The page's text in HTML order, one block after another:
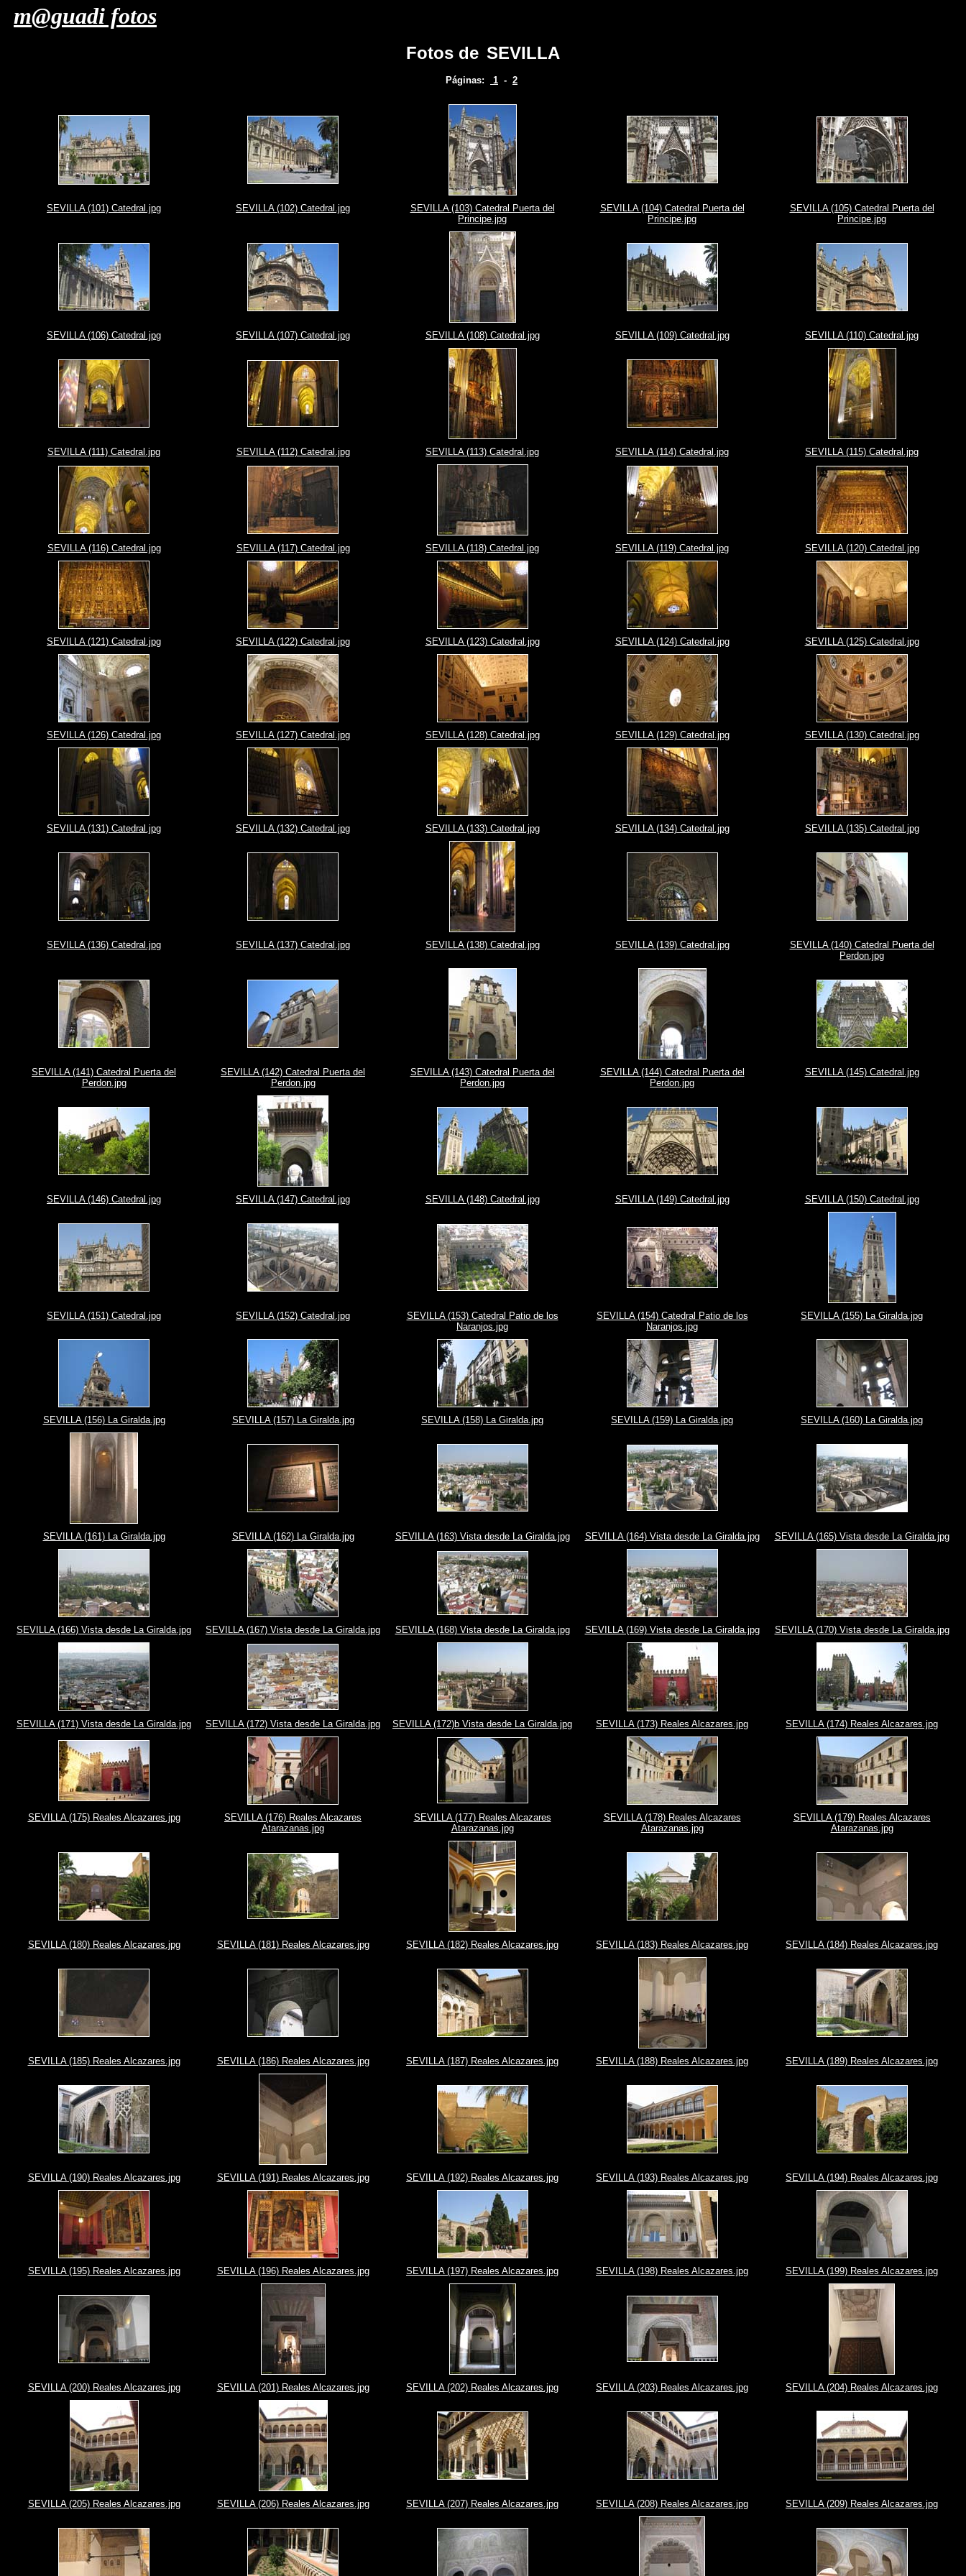
m@guadi fotos
Fotos de SEVILLA
Páginas: 1 - 2
SEVILLA (101) Catedral.jpg SEVILLA (102) Catedral.jpg
SEVILLA (103) Catedral Puerta del
Principe.jpg
SEVILLA (104) Catedral Puerta del
Principe.jpg
SEVILLA (105) Catedral Puerta del
Principe.jpg
SEVILLA (106) Catedral.jpg SEVILLA (107) Catedral.jpg SEVILLA (108) Catedral.jpg SEVILLA (109) Catedral.jpg SEVILLA (110) Catedral.jpg
SEVILLA (111) Catedral.jpg SEVILLA (112) Catedral.jpg SEVILLA (113) Catedral.jpg SEVILLA (114) Catedral.jpg SEVILLA (115) Catedral.jpg
SEVILLA (116) Catedral.jpg SEVILLA (117) Catedral.jpg SEVILLA (118) Catedral.jpg SEVILLA (119) Catedral.jpg SEVILLA (120) Catedral.jpg
SEVILLA (121) Catedral.jpg SEVILLA (122) Catedral.jpg SEVILLA (123) Catedral.jpg SEVILLA (124) Catedral.jpg SEVILLA (125) Catedral.jpg
SEVILLA (126) Catedral.jpg SEVILLA (127) Catedral.jpg SEVILLA (128) Catedral.jpg SEVILLA (129) Catedral.jpg SEVILLA (130) Catedral.jpg
SEVILLA (131) Catedral.jpg SEVILLA (132) Catedral.jpg SEVILLA (133) Catedral.jpg SEVILLA (134) Catedral.jpg SEVILLA (135) Catedral.jpg
SEVILLA (136) Catedral.jpg SEVILLA (137) Catedral.jpg SEVILLA (138) Catedral.jpg SEVILLA (139) Catedral.jpg
SEVILLA (140) Catedral Puerta del
Perdon.jpg
SEVILLA (141) Catedral Puerta del
Perdon.jpg
SEVILLA (142) Catedral Puerta del
Perdon.jpg
SEVILLA (143) Catedral Puerta del
Perdon.jpg
SEVILLA (144) Catedral Puerta del
Perdon.jpg
SEVILLA (145) Catedral.jpg
SEVILLA (146) Catedral.jpg SEVILLA (147) Catedral.jpg SEVILLA (148) Catedral.jpg SEVILLA (149) Catedral.jpg SEVILLA (150) Catedral.jpg
SEVILLA (151) Catedral.jpg SEVILLA (152) Catedral.jpg
SEVILLA (153) Catedral Patio de los
Naranjos.jpg
SEVILLA (154) Catedral Patio de los
Naranjos.jpg
SEVILLA (155) La Giralda.jpg
SEVILLA (156) La Giralda.jpg SEVILLA (157) La Giralda.jpg SEVILLA (158) La Giralda.jpg SEVILLA (159) La Giralda.jpg SEVILLA (160) La Giralda.jpg
SEVILLA (161) La Giralda.jpg SEVILLA (162) La Giralda.jpg SEVILLA (163) Vista desde La Giralda.jpg SEVILLA (164) Vista desde La Giralda.jpg SEVILLA (165) Vista desde La Giralda.jpg
SEVILLA (166) Vista desde La Giralda.jpg SEVILLA (167) Vista desde La Giralda.jpg SEVILLA (168) Vista desde La Giralda.jpg SEVILLA (169) Vista desde La Giralda.jpg SEVILLA (170) Vista desde La Giralda.jpg
SEVILLA (171) Vista desde La Giralda.jpg SEVILLA (172) Vista desde La Giralda.jpg SEVILLA (172)b Vista desde La Giralda.jpg SEVILLA (173) Reales Alcazares.jpg SEVILLA (174) Reales Alcazares.jpg
SEVILLA (175) Reales Alcazares.jpg
SEVILLA (176) Reales Alcazares
Atarazanas.jpg
SEVILLA (177) Reales Alcazares
Atarazanas.jpg
SEVILLA (178) Reales Alcazares
Atarazanas.jpg
SEVILLA (179) Reales Alcazares
Atarazanas.jpg
SEVILLA (180) Reales Alcazares.jpg SEVILLA (181) Reales Alcazares.jpg SEVILLA (182) Reales Alcazares.jpg SEVILLA (183) Reales Alcazares.jpg SEVILLA (184) Reales Alcazares.jpg
SEVILLA (185) Reales Alcazares.jpg SEVILLA (186) Reales Alcazares.jpg SEVILLA (187) Reales Alcazares.jpg SEVILLA (188) Reales Alcazares.jpg SEVILLA (189) Reales Alcazares.jpg
SEVILLA (190) Reales Alcazares.jpg SEVILLA (191) Reales Alcazares.jpg SEVILLA (192) Reales Alcazares.jpg SEVILLA (193) Reales Alcazares.jpg SEVILLA (194) Reales Alcazares.jpg
SEVILLA (195) Reales Alcazares.jpg SEVILLA (196) Reales Alcazares.jpg SEVILLA (197) Reales Alcazares.jpg SEVILLA (198) Reales Alcazares.jpg SEVILLA (199) Reales Alcazares.jpg
SEVILLA (200) Reales Alcazares.jpg SEVILLA (201) Reales Alcazares.jpg SEVILLA (202) Reales Alcazares.jpg SEVILLA (203) Reales Alcazares.jpg SEVILLA (204) Reales Alcazares.jpg
SEVILLA (205) Reales Alcazares.jpg SEVILLA (206) Reales Alcazares.jpg SEVILLA (207) Reales Alcazares.jpg SEVILLA (208) Reales Alcazares.jpg SEVILLA (209) Reales Alcazares.jpg